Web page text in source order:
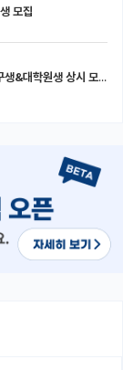
모집
[성균관대학교] 분리소재 및 재생가능 기술 연구실 - 학부연구생&대학원생 상시 모집 (미래에너지공학과)